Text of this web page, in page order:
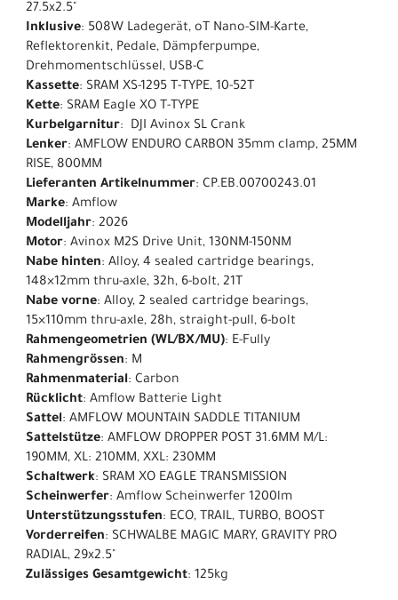
27.5x2.5"
Inklusive: 508W Ladegerät, oT Nano-SIM-Karte,
Reflektorenkit, Pedale, Dämpferpumpe,
Drehmomentschlüssel, USB-C
Kassette: SRAM XS-1295 T-TYPE, 10-52T
Kette: SRAM Eagle XO T-TYPE
Kurbelgarnitur: DJI Avinox SL Crank
Lenker: AMFLOW ENDURO CARBON 35mm clamp, 25MM
RISE, 800MM
Lieferanten Artikelnummer: CP.EB.00700243.01
Marke: Amflow
Modelljahr: 2026
Motor: Avinox M2S Drive Unit, 130NM-150NM
Nabe hinten: Alloy, 4 sealed cartridge bearings,
148×12mm thru-axle, 32h, 6-bolt, 21T
Nabe vorne: Alloy, 2 sealed cartridge bearings,
15×110mm thru-axle, 28h, straight-pull, 6-bolt
Rahmengeometrien (WL/BX/MU): E-Fully
Rahmengrössen: M
Rahmenmaterial: Carbon
Rücklicht: Amflow Batterie Light
Sattel: AMFLOW MOUNTAIN SADDLE TITANIUM
Sattelstütze: AMFLOW DROPPER POST 31.6MM M/L:
190MM, XL: 210MM, XXL: 230MM
Schaltwerk: SRAM XO EAGLE TRANSMISSION
Scheinwerfer: Amflow Scheinwerfer 1200lm
Unterstützungsstufen: ECO, TRAIL, TURBO, BOOST
Vorderreifen: SCHWALBE MAGIC MARY, GRAVITY PRO
RADIAL, 29x2.5"
Zulässiges Gesamtgewicht: 125kg